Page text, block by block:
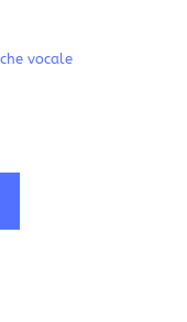
vocale